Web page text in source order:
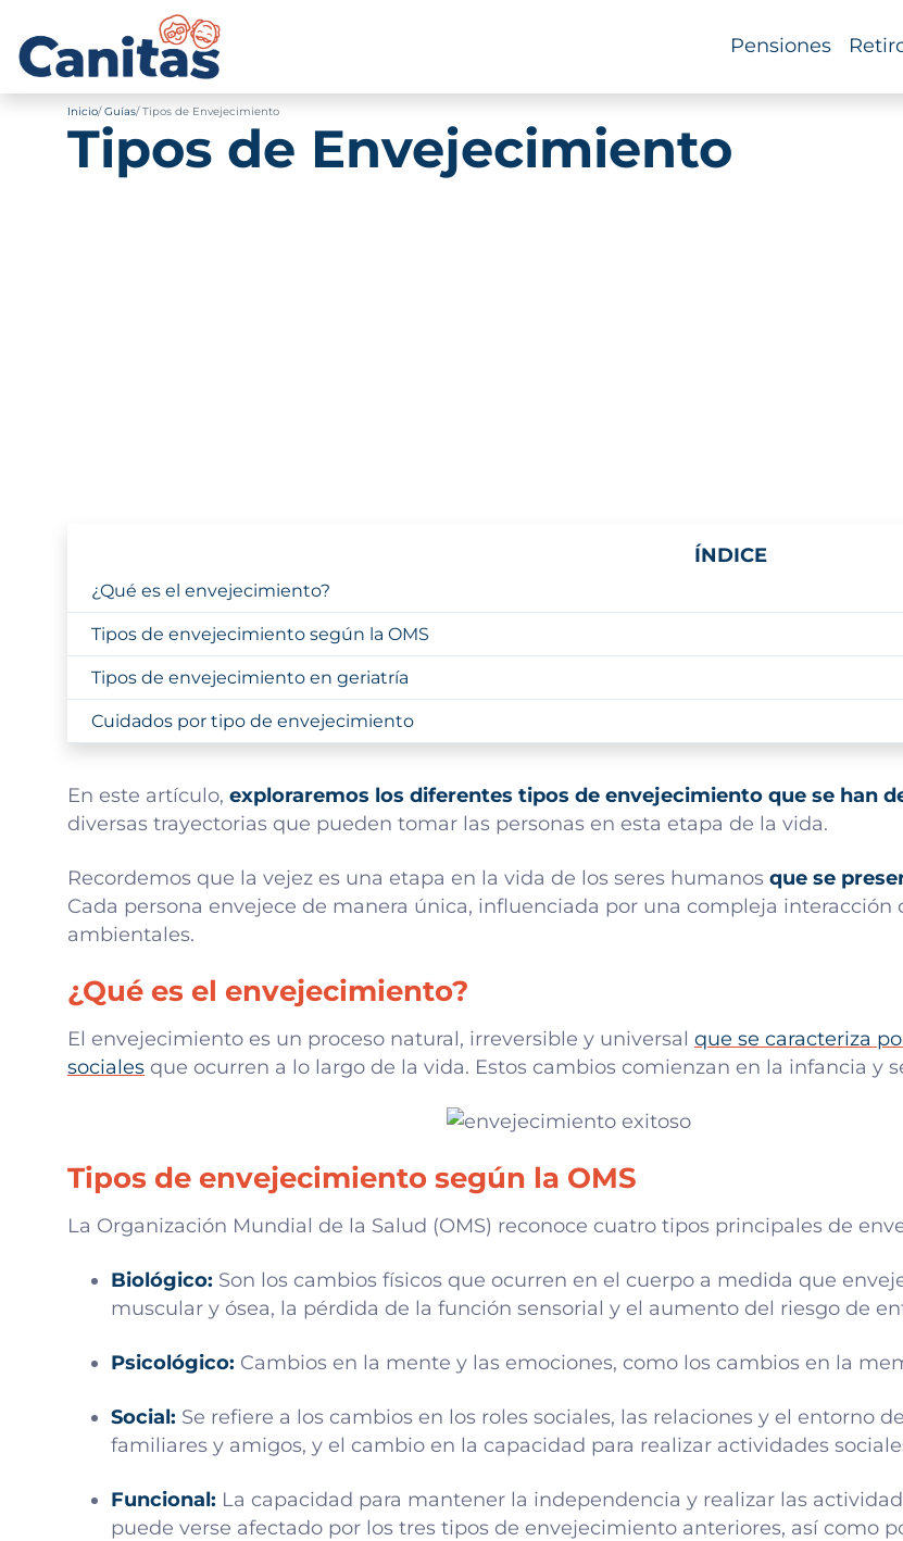
Pensiones
Inicio Guías Tipos de Envejecimiento
Tipos de Envejecimiento
ÍNDICE
¿Qué es el envejecimiento?
Tipos de envejecimiento según la OMS
Tipos de envejecimiento en geriatría
Cuidados por tipo de envejecimiento
En este artículo, exploraremos los diferentes tipos de envejecimiento que se han
diversas trayectorias que pueden tomar las personas en esta etapa de la vida.
Recordemos que la vejez es una etapa en la vida de los seres humanos que se
Cada persona envejece de manera única, influenciada por una compleja interacción
ambientales.
¿Qué es el envejecimiento?
El envejecimiento es un proceso natural, irreversible y universal que se caracteriza
sociales que ocurren a lo largo de la vida. Estos cambios comienzan en la infancia y
Tipos de envejecimiento según la OMS
La Organización Mundial de la Salud (OMS) reconoce cuatro tipos principales de
Biológico: Son los cambios físicos que ocurren en el cuerpo a medida que
muscular y ósea, la pérdida de la función sensorial y el aumento del riesgo de
Psicológico: Cambios en la mente y las emociones, como los cambios en la
Social: Se refiere a los cambios en los roles sociales, las relaciones y el entorno
familiares y amigos, y el cambio en la capacidad para realizar actividades
Funcional: La capacidad para mantener la independencia y realizar las
puede verse afectado por los tres tipos de envejecimiento anteriores, así como